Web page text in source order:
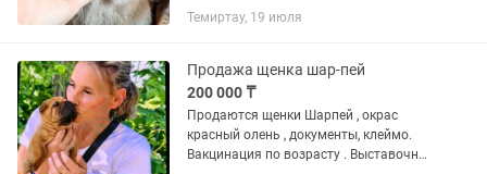
Темиртау, 19 июля
Продажа щенка шар-пей
200 000 ₸
Продаются щенки Шарпей , окрас
красный олень , документы, клеймо.
Вакцинация по возрасту . Выставочные